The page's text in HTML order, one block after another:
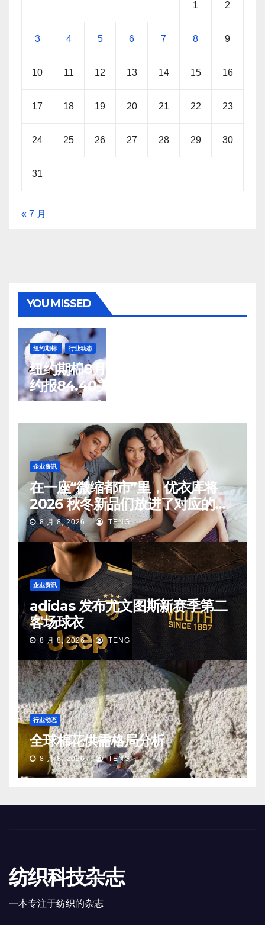
1 2
3 4 5 6 7 8 9
10 11 12 13 14 15 16
17 18 19 20 21 22 23
24 25 26 27 28 29 30
31
« 7 月
YOU MISSED
纽约期棉 行业动态
纽约期棉8月7日(周五)收涨12月合
约报84.40美分/磅
8 月 8, 2026 TENG
企业资讯
在一座“微缩都市”里，优衣库将
2026 秋冬新品们放进了对应的生
活场景中
8 月 8, 2026 TENG
企业资讯
adidas 发布尤文图斯新赛季第二
客场球衣
8 月 8, 2026 TENG
行业动态
全球棉花供需格局分析
8 月 8, 2026 TENG
纺织科技杂志
一本专注于纺织的杂志